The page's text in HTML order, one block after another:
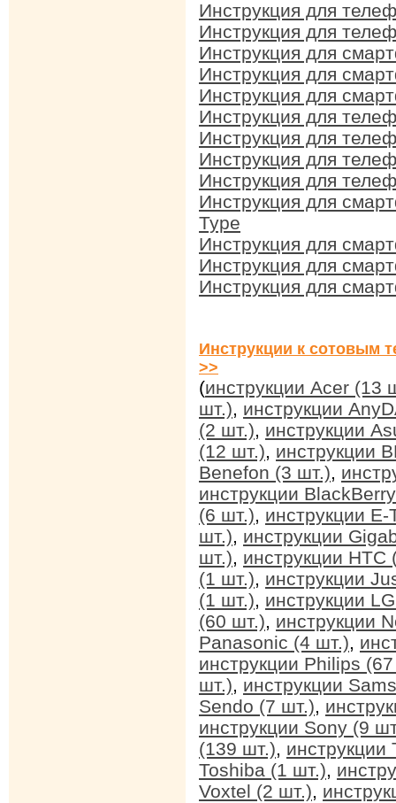
Инструкция для
Инструкция для
Инструкция для
Инструкция для
Инструкция для
Инструкция для
Инструкция для
Инструкция для
Инструкция для
Инструкция для
Type
Инструкция для
Инструкция для
Инструкция для
Инструкции к сотовым
>>
(инструкции Acer (13
шт.), инструкции
(2 шт.), инструкции
(12 шт.), инструкции
Benefon (3 шт.),
инструкции
(6 шт.), инструкции
шт.), инструкции
шт.), инструкции HTC
(1 шт.), инструкции
(1 шт.), инструкции
(60 шт.), инструкции
Panasonic (4 шт.),
инструкции Philips
шт.), инструкции
Sendo (7 шт.),
инструкции Sony (9
(139 шт.), инструкции
Toshiba (1 шт.),
Voxtel (2 шт.),